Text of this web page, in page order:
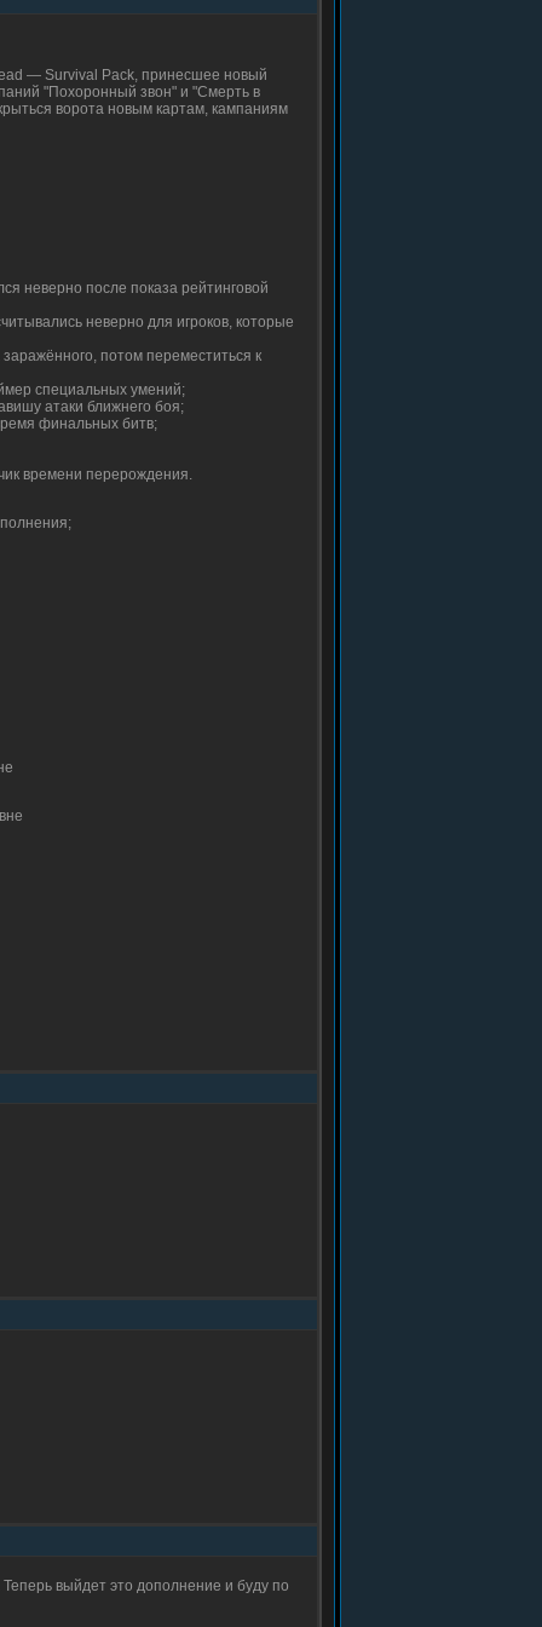
— Survival Pack, принесшее новый
"Похоронный звон" и "Смерть в
ворота новым картам, кампаниям
неверно после показа рейтинговой
неверно для игроков, которые
потом переместиться к
специальных умений;
атаки ближнего боя;
финальных битв;
времени перерождения.
выйдет это дополнение и буду по